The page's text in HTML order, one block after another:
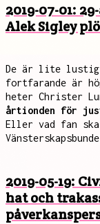
2019-07-01:
Alek Sigley
De är lite lustigt
fortfarande är
heter Christer
årtionden för
Eller vad fan ska
2019-05-19:
hat och